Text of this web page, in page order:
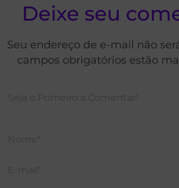
Deixe seu
Seu endereço de e-mail não
campos obrigatórios estão